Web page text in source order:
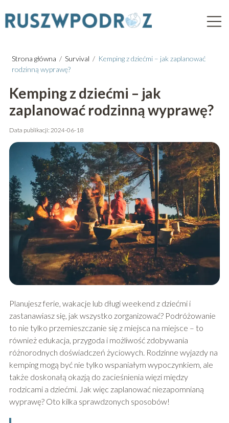
Strona główna / Survival / Kemping z dziećmi – jak zaplanować
rodzinną wyprawę?
Kemping z dziećmi – jak
zaplanować rodzinną wyprawę?
Data publikacji: 2024-06-18
Planujesz ferie, wakacje lub długi weekend z dziećmi i
zastanawiasz się, jak wszystko zorganizować? Podróżowanie
to nie tylko przemieszczanie się z miejsca na miejsce – to
również edukacja, przygoda i możliwość zdobywania
różnorodnych doświadczeń życiowych. Rodzinne wyjazdy na
kemping mogą być nie tylko wspaniałym wypoczynkiem, ale
także doskonałą okazją do zacieśnienia więzi między
rodzicami a dziećmi. Jak więc zaplanować niezapomnianą
wyprawę? Oto kilka sprawdzonych sposobów!